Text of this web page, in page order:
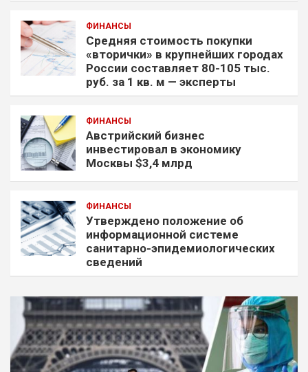
ФИНАНСЫ
Средняя стоимость покупки
«вторички» в крупнейших городах
России составляет 80-105 тыс.
руб. за 1 кв. м — эксперты
ФИНАНСЫ
Австрийский бизнес
инвестировал в экономику
Москвы $3,4 млрд
ФИНАНСЫ
Утверждено положение об
информационной системе
санитарно-эпидемиологических
сведений